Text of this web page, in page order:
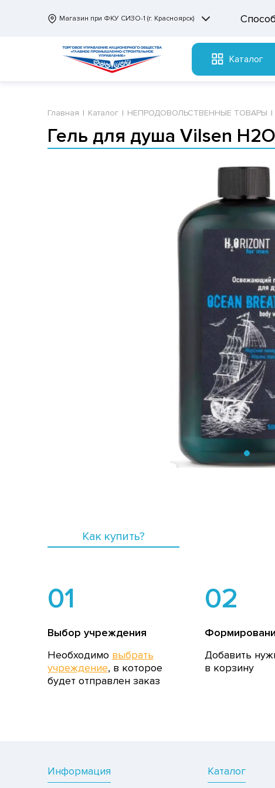
Магазин при ФКУ СИЗО-1 (г. Красноярск)
Каталог
Главная Каталог НЕПРОДОВОЛЬСТВЕННЫЕ ТОВАРЫ
Гель для душа Vilsen
Как купить?
01
Выбор учреждения
Необходимо выбрать
учреждение, в которое
будет отправлен заказ
02
Добавить
в корзину
Информация Каталог